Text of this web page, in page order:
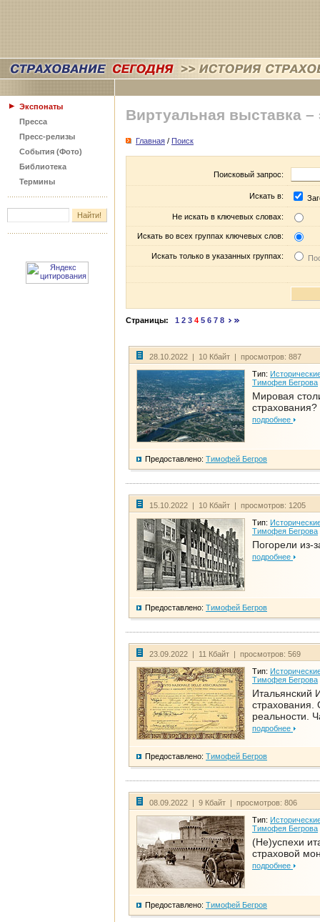
Экспонаты
Пресса
Пресс-релизы
События (Фото)
Библиотека
Термины
Виртуальная выставка –
Главная / Поиск
Поисковый запрос:
Искать в:
Не искать в ключевых словах:
Искать во всех группах ключевых слов:
Искать только в указанных группах:
Страницы: 1 2 3 4 5 6 7 8
28.10.2022 | 10 Кбайт | просмотров: 887
Тип:
Тимофея Бегрова
Мировая
страхования?
подробнее
Предоставлено: Тимофей Бегров
15.10.2022 | 10 Кбайт | просмотров: 1205
Тип:
Тимофея Бегрова
Погорели из-
подробнее
Предоставлено: Тимофей Бегров
23.09.2022 | 11 Кбайт | просмотров: 569
Тип:
Тимофея Бегрова
Итальянский
страхования.
реальности.
подробнее
Предоставлено: Тимофей Бегров
08.09.2022 | 9 Кбайт | просмотров: 806
Тип:
Тимофея Бегрова
(Не)успехи
страховой
подробнее
Предоставлено: Тимофей Бегров